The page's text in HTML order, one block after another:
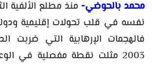
محمد بالحوضي- منذ مطلع الألفية
نفسه في قلب تحولات إقليمية
فالهجمات الإرهابية التي ضربت
2003 مثلت نقطة مفصلية في